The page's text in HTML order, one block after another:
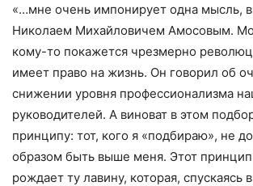
«…мне очень импонирует одна мысль,
Николаем Михайловичем Амосовым.
кому-то покажется чрезмерно
имеет право на жизнь. Он говорил об
снижении уровня профессионализма
руководителей. А виноват в этом
принципу: тот, кого я «подбираю», не
образом быть выше меня. Этот
рождает ту лавину, которая, спускаясь